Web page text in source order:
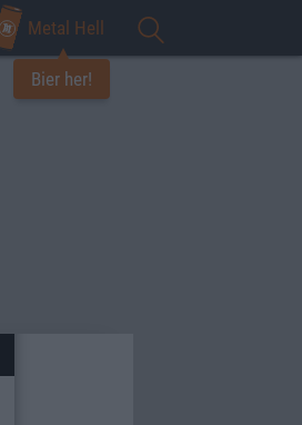
Metal Hell
Bier her!